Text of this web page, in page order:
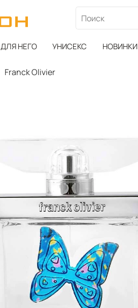
ДЛЯ НЕГО УНИСЕКС НОВИНКИ
Franck Olivier